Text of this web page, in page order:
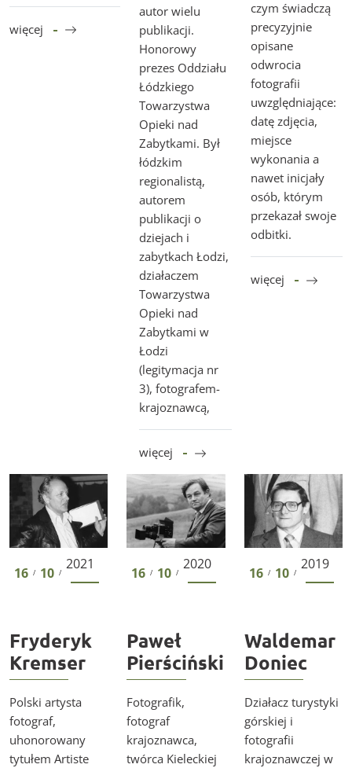
więcej
autor wielu
publikacji.
Honorowy
prezes Oddziału
Łódzkiego
Towarzystwa
Opieki nad
Zabytkami. Był
łódzkim
regionalistą,
autorem
publikacji o
dziejach i
zabytkach Łodzi,
działaczem
Towarzystwa
Opieki nad
Zabytkami w
Łodzi
(legitymacja nr
3), fotografem-
krajoznawcą,
więcej
czym świadczą
precyzyjnie
opisane
odwrocia
fotografii
uwzględniające:
datę zdjęcia,
miejsce
wykonania a
nawet inicjały
osób, którym
przekazał swoje
odbitki.
więcej
Fryderyk Kremser
16 / 10 /
2021
Fryderyk
Kremser
Polski artysta
fotograf,
uhonorowany
tytułem Artiste
Paweł Pierściński
16 / 10 /
2020
Paweł
Pierściński
Fotografik,
fotograf
krajoznawca,
twórca Kieleckiej
Waldemar Doniec
16 / 10 /
2019
Waldemar
Doniec
Działacz turystyki
górskiej i
fotografii
krajoznawczej w